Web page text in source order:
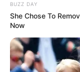
BUZZ DAY
She Chose To
Now